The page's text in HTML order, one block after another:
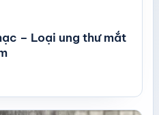
– Loại ung thư mắt